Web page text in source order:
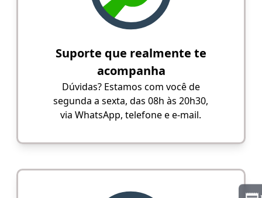
Suporte que realmente te
acompanha
Dúvidas? Estamos com você de
segunda a sexta, das 08h às 20h30,
via WhatsApp, telefone e e-mail.